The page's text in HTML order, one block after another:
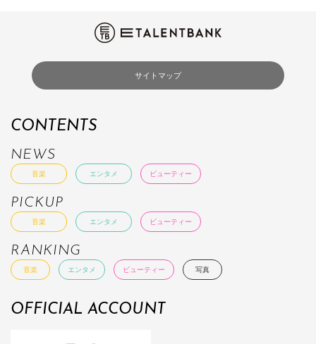
サイトマップ
CONTENTS
NEWS
音楽 エンタメ ビューティー
PICKUP
音楽 エンタメ ビューティー
RANKING
音楽 エンタメ ビューティー 写真
OFFICIAL ACCOUNT